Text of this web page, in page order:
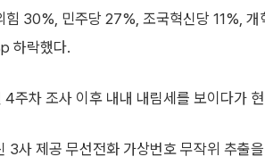
힘 30%, 민주당 27%, 조국혁신당 11%,
하락했다.
주차 조사 이후 내내 내림세를 보이다가
3사 제공 무선전화 가상번호 무작위 추출